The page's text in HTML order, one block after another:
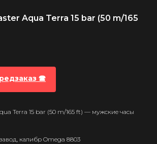
Aqua Terra 15 bar (50 m/165
🕿
Terra 15 bar (50 m/165 ft) — мужские часы
калибр Omega 8803